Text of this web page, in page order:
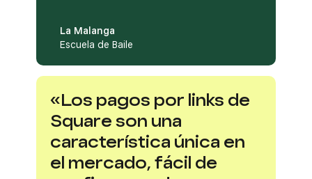
La Malanga
Escuela de Baile
«Los pagos por links de
Square son una
característica única en
el mercado, fácil de